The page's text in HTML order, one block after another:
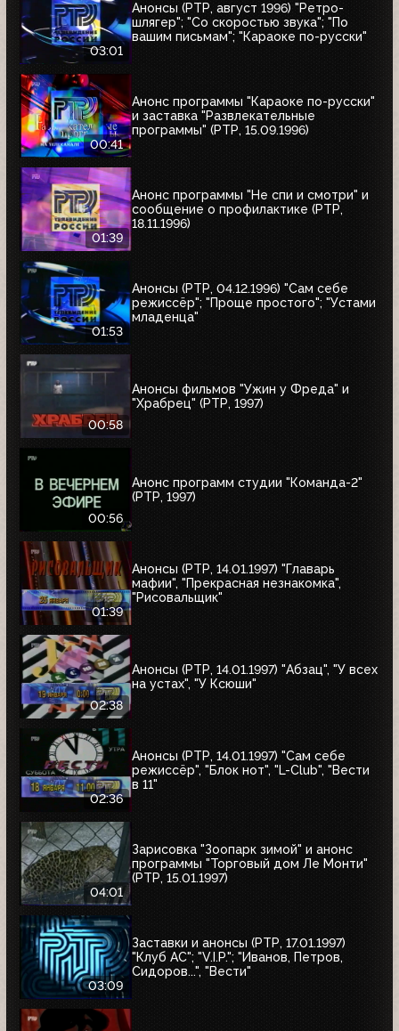
03:01
Анонсы (РТР, август 1996) "Ретро-
шлягер"; "Со скоростью звука"; "По
вашим письмам"; "Караоке по-русски"
00:41
Анонс программы "Караоке по-русски"
и заставка "Развлекательные
программы" (РТР, 15.09.1996)
01:39
Анонс программы "Не спи и смотри" и
сообщение о профилактике (РТР,
18.11.1996)
01:53
Анонсы (РТР, 04.12.1996) "Сам себе
режиссёр"; "Проще простого"; "Устами
младенца"
00:58
Анонсы фильмов "Ужин у Фреда" и
"Храбрец" (РТР, 1997)
00:56
Анонс программ студии "Команда-2"
(РТР, 1997)
01:39
Анонсы (РТР, 14.01.1997) "Главарь
мафии", "Прекрасная незнакомка",
"Рисовальщик"
02:38
Анонсы (РТР, 14.01.1997) "Абзац", "У всех
на устах", "У Ксюши"
02:36
Анонсы (РТР, 14.01.1997) "Сам себе
режиссёр", "Блок нот", "L-Club", "Вести
в 11"
04:01
Зарисовка "Зоопарк зимой" и анонс
программы "Торговый дом Ле Монти"
(РТР, 15.01.1997)
03:09
Заставки и анонсы (РТР, 17.01.1997)
"Клуб АС"; "V.I.P."; "Иванов, Петров,
Сидоров...", "Вести"